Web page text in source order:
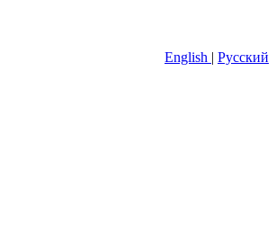
English | Русский